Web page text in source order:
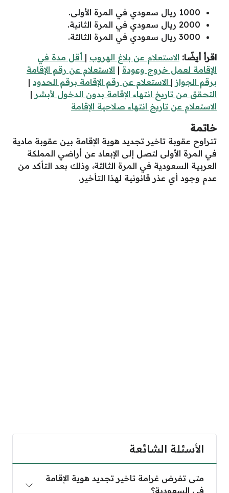
1000 ريال سعودي في المرة الأولى.
2000 ريال سعودي في المرة الثانية.
3000 ريال سعودي في المرة الثالثة.
اقرأ أيضًا: الاستعلام عن بلاغ الهروب | أقل مدة في
الإقامة لعمل خروج وعودة | الاستعلام عن رقم الإقامة
برقم الجواز | الاستعلام عن رقم الإقامة برقم الحدود |
التحقق من تاريخ انتهاء الإقامة بدون الدخول لأبشر |
الاستعلام عن تاريخ انتهاء صلاحية الإقامة
خاتمة
تتراوح عقوبة تاخير تجديد هوية الإقامة بين عقوبة مادية
في المرة الأولى لتصل إلى الإبعاد عن أراضي المملكة
العربية السعودية في المرة الثالثة، وذلك بعد التأكد من
عدم وجود أي عذر قانونية لهذا التأخير.
الأسئلة الشائعة
متى تفرض غرامة تاخير تجديد هوية الإقامة
في السعودية؟